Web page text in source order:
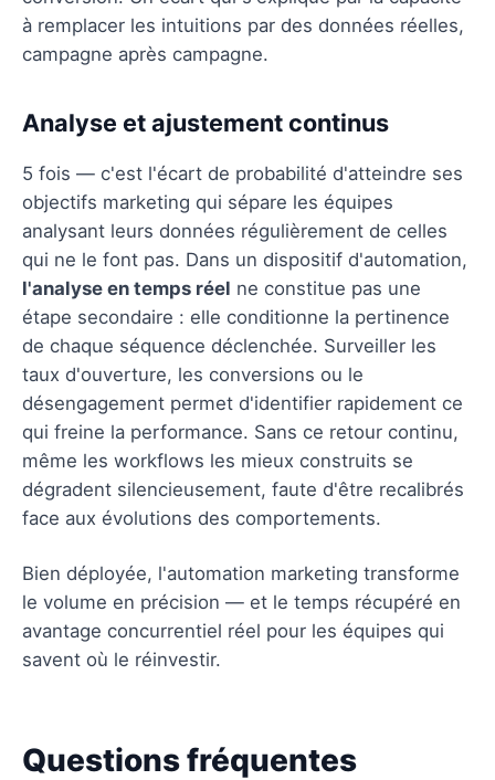
à remplacer les intuitions par des données réelles,
campagne après campagne.
Analyse et ajustement continus
5 fois — c'est l'écart de probabilité d'atteindre ses
objectifs marketing qui sépare les équipes
analysant leurs données régulièrement de celles
qui ne le font pas. Dans un dispositif d'automation,
l'analyse en temps réel ne constitue pas une
étape secondaire : elle conditionne la pertinence
de chaque séquence déclenchée. Surveiller les
taux d'ouverture, les conversions ou le
désengagement permet d'identifier rapidement ce
qui freine la performance. Sans ce retour continu,
même les workflows les mieux construits se
dégradent silencieusement, faute d'être recalibrés
face aux évolutions des comportements.
Bien déployée, l'automation marketing transforme
le volume en précision — et le temps récupéré en
avantage concurrentiel réel pour les équipes qui
savent où le réinvestir.
Questions fréquentes